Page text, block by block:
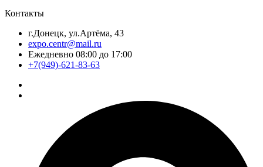
Контакты
г.Донецк, ул.Артёма, 43
expo.centr@mail.ru
Ежедневно 08:00 до 17:00
+7(949)-621-83-63